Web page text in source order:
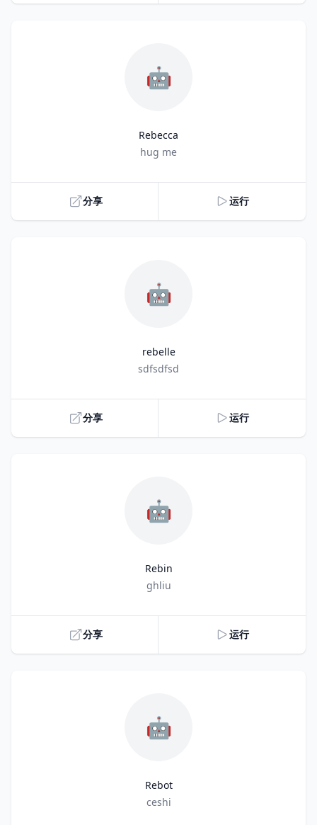
🤖
Rebecca
hug me
分享 运行
🤖
rebelle
sdfsdfsd
分享 运行
🤖
Rebin
ghliu
分享 运行
🤖
Rebot
ceshi